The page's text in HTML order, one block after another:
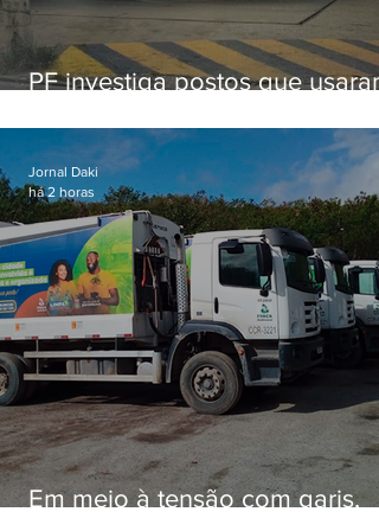
PF investiga postos que usaram
secretário morto em 2020
Em meio à tensão com garis,
Jornal Daki
há 2 horas